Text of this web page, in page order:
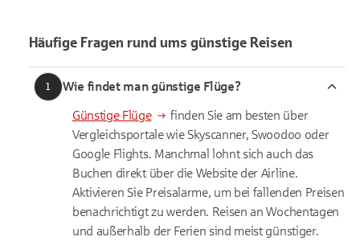
Häufige Fragen rund ums günstige Reisen
1 Wie findet man günstige Flüge?
Günstige Flüge
finden Sie am besten über
Vergleichsportale wie Skyscanner, Swoodoo oder
Google Flights. Manchmal lohnt sich auch das
Buchen direkt über die Website der Airline.
Aktivieren Sie Preisalarme, um bei fallenden Preisen
benachrichtigt zu werden. Reisen an Wochentagen
und außerhalb der Ferien sind meist günstiger.